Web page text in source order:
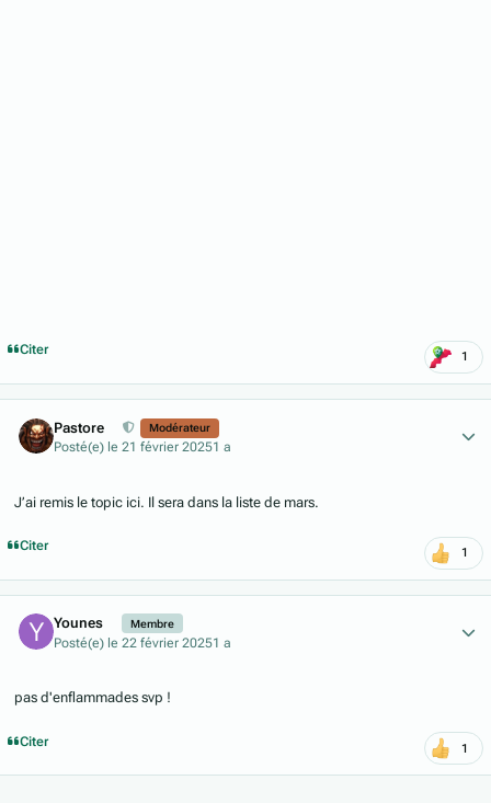
Citer 1
Pastore Modérateur
Posté(e) le 21 février 20251 a
J’ai remis le topic ici. Il sera dans la liste de mars.
Citer 1
Younes Membre
Posté(e) le 22 février 20251 a
pas d'enflammades svp !
Citer 1